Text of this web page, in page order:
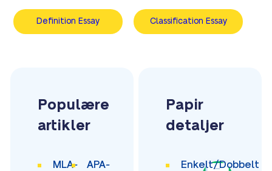
Definition Essay Classification Essay
Populære
artikler
MLA-
APA-
Papir
detaljer
Enkelt/Dobbelt